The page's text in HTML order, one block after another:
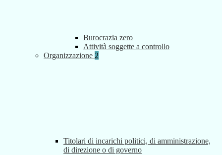
Burocrazia zero
Attività soggette a controllo
Organizzazione 2
Titolari di incarichi politici, di amministrazione,
di direzione o di governo